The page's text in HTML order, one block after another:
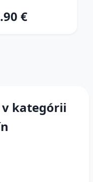
€
v kategórii